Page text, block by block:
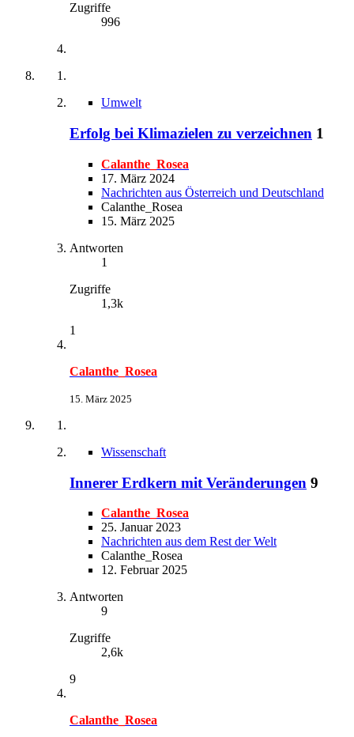
Zugriffe
996
Umwelt
Erfolg bei Klimazielen zu verzeichnen 1
Calanthe_Rosea
17. März 2024
Nachrichten aus Österreich und Deutschland
Calanthe_Rosea
15. März 2025
Antworten
1
Zugriffe
1,3k
1
Calanthe_Rosea
15. März 2025
Wissenschaft
Innerer Erdkern mit Veränderungen 9
Calanthe_Rosea
25. Januar 2023
Nachrichten aus dem Rest der Welt
Calanthe_Rosea
12. Februar 2025
Antworten
9
Zugriffe
2,6k
9
Calanthe_Rosea